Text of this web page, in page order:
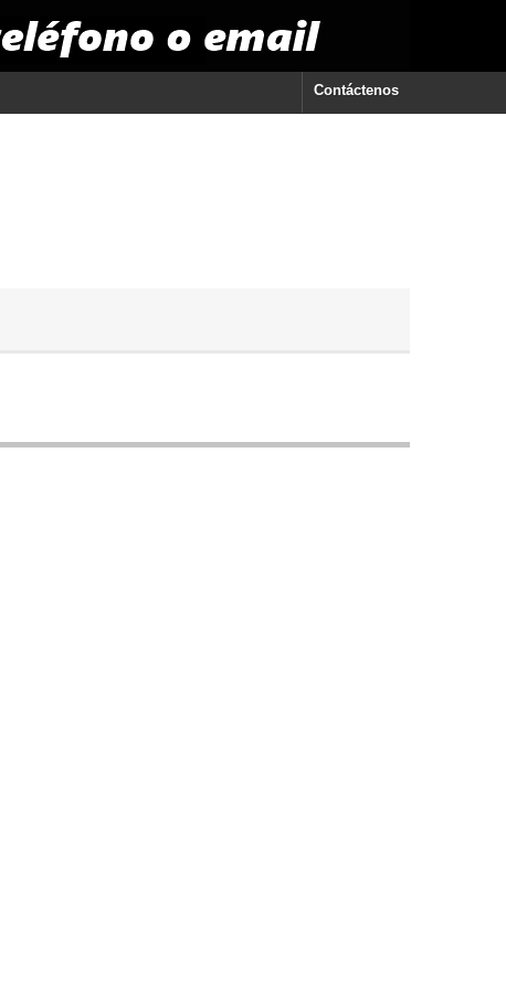
Contáctenos